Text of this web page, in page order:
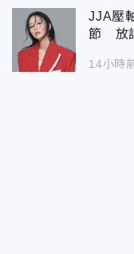
JJA壓
節 放
14小時